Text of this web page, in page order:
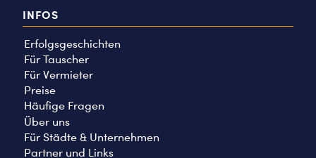
INFOS
Erfolgsgeschichten
Für Tauscher
Für Vermieter
Preise
Häufige Fragen
Über uns
Für Städte & Unternehmen
Partner und Links